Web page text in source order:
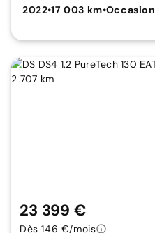
2022•17 003 km•Occasion
23 399 €
Dès 146 €/mois